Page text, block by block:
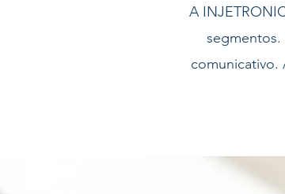
A
comunicativo.